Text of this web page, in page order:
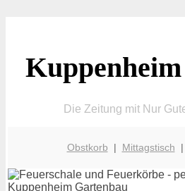
Die Zeitung mit Nur
Obstkorb | Mittagstisch |